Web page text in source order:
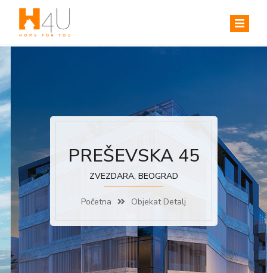
PREŠEVSKA 45
ZVEZDARA, BEOGRAD
Početna Objekat Detalj